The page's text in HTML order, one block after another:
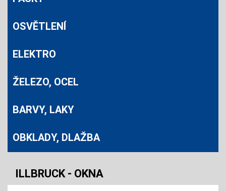
OSVĚTLENÍ
ELEKTRO
ŽELEZO, OCEL
BARVY, LAKY
OBKLADY, DLAŽBA
ILLBRUCK - OKNA